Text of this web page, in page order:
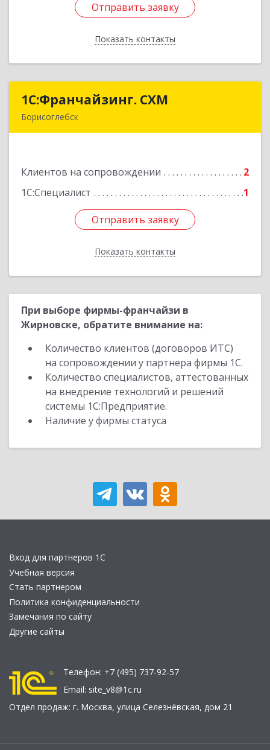
Отправить заявку
Показать контакты
Отправить заявку
Назад
1С:Франчайзинг. СХМ
Борисоглебск
Клиентов на сопровождении
2
1С:Специалист
1
Отправить заявку
Показать контакты
1С:Франчайзинг. СХМ
Подробнее
Отправить заявку
Назад
При выборе фирмы-франчайзи в
Жирновске, обратите внимание на:
Количество клиентов (договоров ИТС)
на сопровождении у партнера фирмы 1С.
Количество специалистов, аттестованных
на внедрение технологий и решений
системы 1С:Предприятие.
Наличие у фирмы статуса
Вход для партнеров 1С
Учебная версия
Стать партнером
Политика конфиденциальности
Замечания по сайту
Другие сайты
Телефон: +7 (495) 737-92-57
Email: site_v8@1c.ru
Отдел продаж: г. Москва, улица Селезнёвская, дом 21